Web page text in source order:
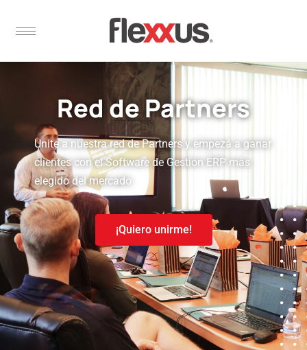
Red de Partners
Unite a nuestra red de Partners y empezá a ganar
clientes con el Software de Gestión ERP más
elegido del mercado
¡Quiero unirme!